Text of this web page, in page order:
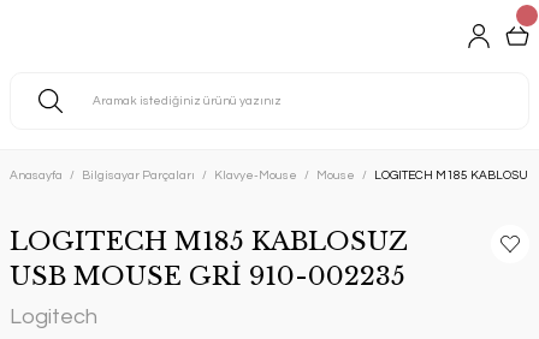
Anasayfa Bilgisayar Parçaları Klavye-Mouse Mouse LOGITECH M185
LOGITECH M185 KABLOSUZ
USB MOUSE GRİ 910-002235
Logitech